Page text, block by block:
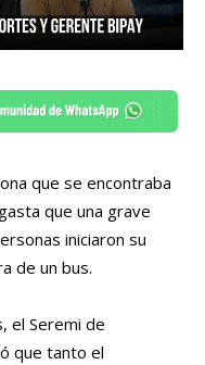
que se encontraba
que una grave
iniciaron su
de un bus.
el Seremi de
que tanto el